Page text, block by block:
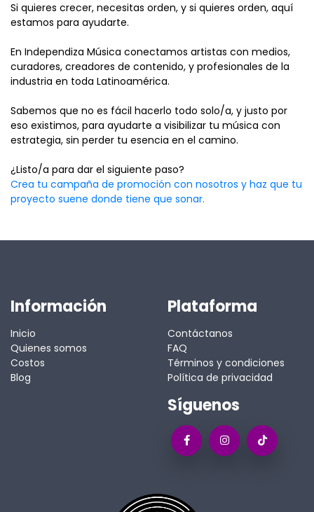
Si quieres crecer, necesitas orden, y si quieres orden, aquí
estamos para ayudarte.
En Independiza Música conectamos artistas con medios,
curadores, creadores de contenido, y profesionales de la
industria en toda Latinoamérica.
Sabemos que no es fácil hacerlo todo solo/a, y justo por
eso existimos, para ayudarte a visibilizar tu música con
estrategia, sin perder tu esencia en el camino.
¿Listo/a para dar el siguiente paso?
Crea tu campaña de promoción con nosotros y haz que tu
proyecto suene donde tiene que sonar.
Información
Inicio
Quienes somos
Costos
Blog
Plataforma
Contáctanos
FAQ
Términos y condiciones
Política de privacidad
Síguenos